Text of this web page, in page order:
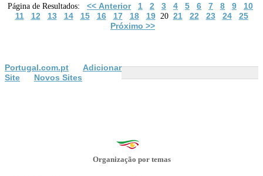
Página de Resultados: << Anterior 1 2 3 4 5 6 7 8 9
10
11
12 13 14 15 16 17 18 1920 21 22 23 24
25
Próximo >>
Portugal.com.pt
Adicionar
Site
Novos Sites
Organização por temas